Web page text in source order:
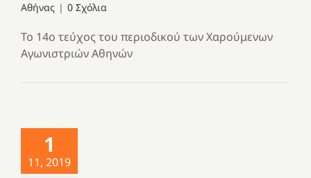
Αθήνας | 0 Σχόλια
Το 14ο τεύχος του περιοδικού των Χαρούμενων
Αγωνιστριών Αθηνών
1
11, 2019